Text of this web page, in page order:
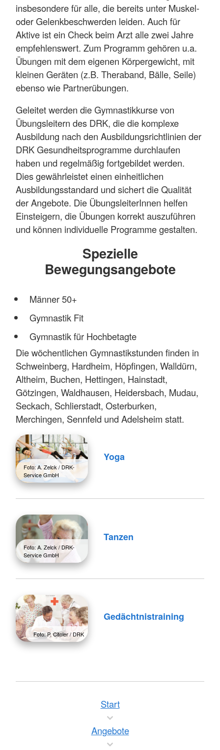
insbesondere für alle, die bereits unter Muskel-
oder Gelenkbeschwerden leiden. Auch für
Aktive ist ein Check beim Arzt alle zwei Jahre
empfehlenswert. Zum Programm gehören u.a.
Übungen mit dem eigenen Körpergewicht, mit
kleinen Geräten (z.B. Theraband, Bälle, Seile)
ebenso wie Partnerübungen.
Geleitet werden die Gymnastikkurse von
Übungsleitern des DRK, die die komplexe
Ausbildung nach den Ausbildungsrichtlinien der
DRK Gesundheitsprogramme durchlaufen
haben und regelmäßig fortgebildet werden.
Dies gewährleistet einen einheitlichen
Ausbildungsstandard und sichert die Qualität
der Angebote. Die ÜbungsleiterInnen helfen
Einsteigern, die Übungen korrekt auszuführen
und können individuelle Programme gestalten.
Spezielle
Bewegungsangebote
Männer 50+
Gymnastik Fit
Gymnastik für Hochbetagte
Die wöchentlichen Gymnastikstunden finden in
Schweinberg, Hardheim, Höpfingen, Walldürn,
Altheim, Buchen, Hettingen, Hainstadt,
Götzingen, Waldhausen, Heidersbach, Mudau,
Seckach, Schlierstadt, Osterburken,
Merchingen, Sennfeld und Adelsheim statt.
Foto: A. Zelck / DRK-
Service GmbH
Yoga
Foto: A. Zelck / DRK-
Service GmbH
Tanzen
Foto: P. Citoler / DRK
Gedächtnistraining
Start
Angebote